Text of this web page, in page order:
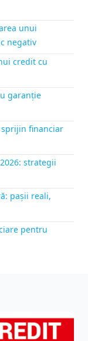
unui
negativ
credit cu
garanție
financiar
strategii
pașii reali,
pentru